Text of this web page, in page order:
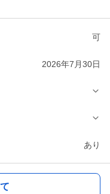
可
2026年7月30日
あり